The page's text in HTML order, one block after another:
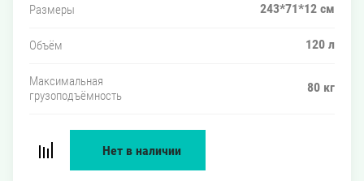
Размеры 243*71*12 см
Объём 120 л
Максимальная
грузоподъёмность
80 кг
Нет в наличии